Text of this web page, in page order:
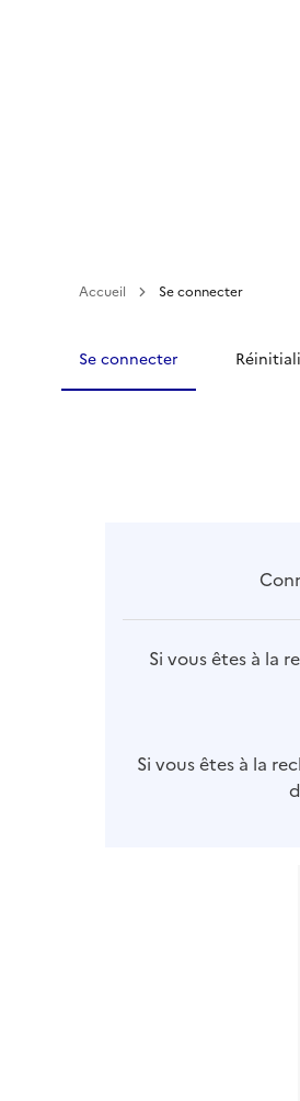
Accueil Se connecter
Se connecter
Si vous êtes à la
Si vous êtes à la